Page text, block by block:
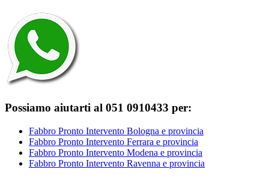
Possiamo aiutarti al 051 0910433 per:
Fabbro Pronto Intervento Bologna e provincia
Fabbro Pronto Intervento Ferrara e provincia
Fabbro Pronto Intervento Modena e provincia
Fabbro Pronto Intervento Ravenna e provincia